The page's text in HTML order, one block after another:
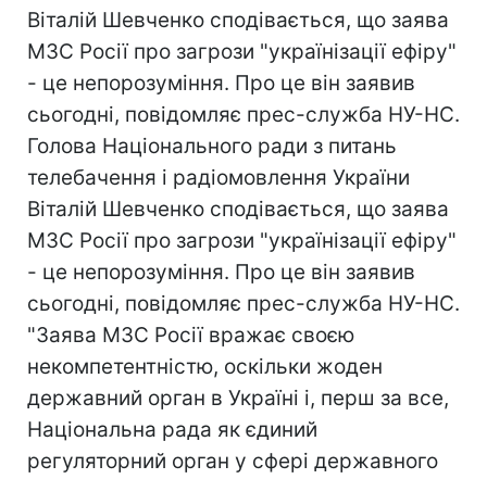
Віталій Шевченко сподівається, що заява
МЗС Росії про загрози "українізації ефіру"
- це непорозуміння. Про це він заявив
сьогодні, повідомляє прес-служба НУ-НС.
Голова Національного ради з питань
телебачення і радіомовлення України
Віталій Шевченко сподівається, що заява
МЗС Росії про загрози "українізації ефіру"
- це непорозуміння. Про це він заявив
сьогодні, повідомляє прес-служба НУ-НС.
"Заява МЗС Росії вражає своєю
некомпетентністю, оскільки жоден
державний орган в Україні і, перш за все,
Національна рада як єдиний
регуляторний орган у сфері державного